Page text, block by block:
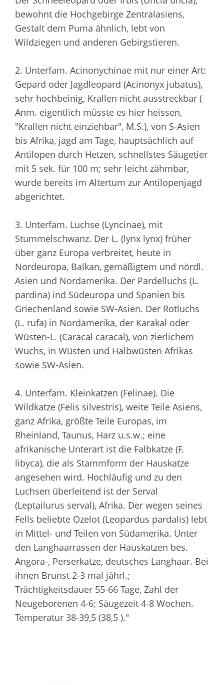
bewohnt die Hochgebirge Zentralasiens,
Gestalt dem Puma ähnlich, lebt von
Wildziegen und anderen Gebirgstieren.
2. Unterfam. Acinonychinae mit nur einer Art:
Gepard oder Jagdleopard (Acinonyx jubatus),
sehr hochbeinig, Krallen nicht ausstreckbar (
Anm. eigentlich müsste es hier heissen,
"Krallen nicht einziehbar", M.S.), von S-Asien
bis Afrika, jagd am Tage, hauptsächlich auf
Antilopen durch Hetzen, schnellstes Säugetier
mit 5 sek. für 100 m; sehr leicht zähmbar,
wurde bereits im Altertum zur Antilopenjagd
abgerichtet.
3. Unterfam. Luchse (Lyncinae), mit
Stummelschwanz. Der L. (lynx lynx) früher
über ganz Europa verbreitet, heute in
Nordeuropa, Balkan, gemäßigtem und nördl.
Asien und Nordamerika. Der Pardelluchs (L.
pardina) ind Südeuropa und Spanien bis
Griechenland sowie SW-Asien. Der Rotluchs
(L. rufa) in Nordamerika, der Karakal oder
Wüsten-L. (Caracal caracal), von zierlichem
Wuchs, in Wüsten und Halbwüsten Afrikas
sowie SW-Asien.
4. Unterfam. Kleinkatzen (Felinae). Die
Wildkatze (Felis silvestris), weite Teile Asiens,
ganz Afrika, größte Teile Europas, im
Rheinland, Taunus, Harz u.s.w.; eine
afrikanische Unterart ist die Falbkatze (F.
libyca), die als Stammform der Hauskatze
angesehen wird. Hochläufig und zu den
Luchsen überleitend ist der Serval
(Leptailurus serval), Afrika. Der wegen seines
Fells beliebte Ozelot (Leopardus pardalis) lebt
in Mittel- und Teilen von Südamerika. Unter
den Langhaarrassen der Hauskatzen bes.
Angora-, Perserkatze, deutsches Langhaar. Bei
ihnen Brunst 2-3 mal jährl.;
Trächtigkeitsdauer 55-66 Tage, Zahl der
Neugeborenen 4-6; Säugezeit 4-8 Wochen.
Temperatur 38-39,5 (38,5 )."